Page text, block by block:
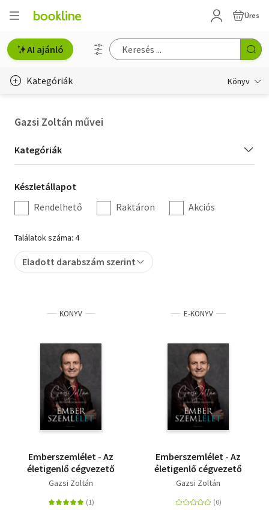
Üres
AI ajánló
Kategóriák Könyv
Hobbi, szabadidő
Irodalom
Művészet
Szakkönyv
Tankönyv, segédkönyv
Társadalomtudomány
Természettudomány
Történelem
Gazsi Zoltán művei
Kategória
szűrés
Kategóriák
Készletállapot
szűrés
Készletállapot
Rendelhető
Raktáron Akciós
Találatok száma: 4
Eladott darabszám szerint
KÖNYV
Emberszemlélet - Az
életigenlő cégvezető
Gazsi Zoltán
E-KÖNYV
Emberszemlélet - Az
életigenlő cégvezető
Gazsi Zoltán